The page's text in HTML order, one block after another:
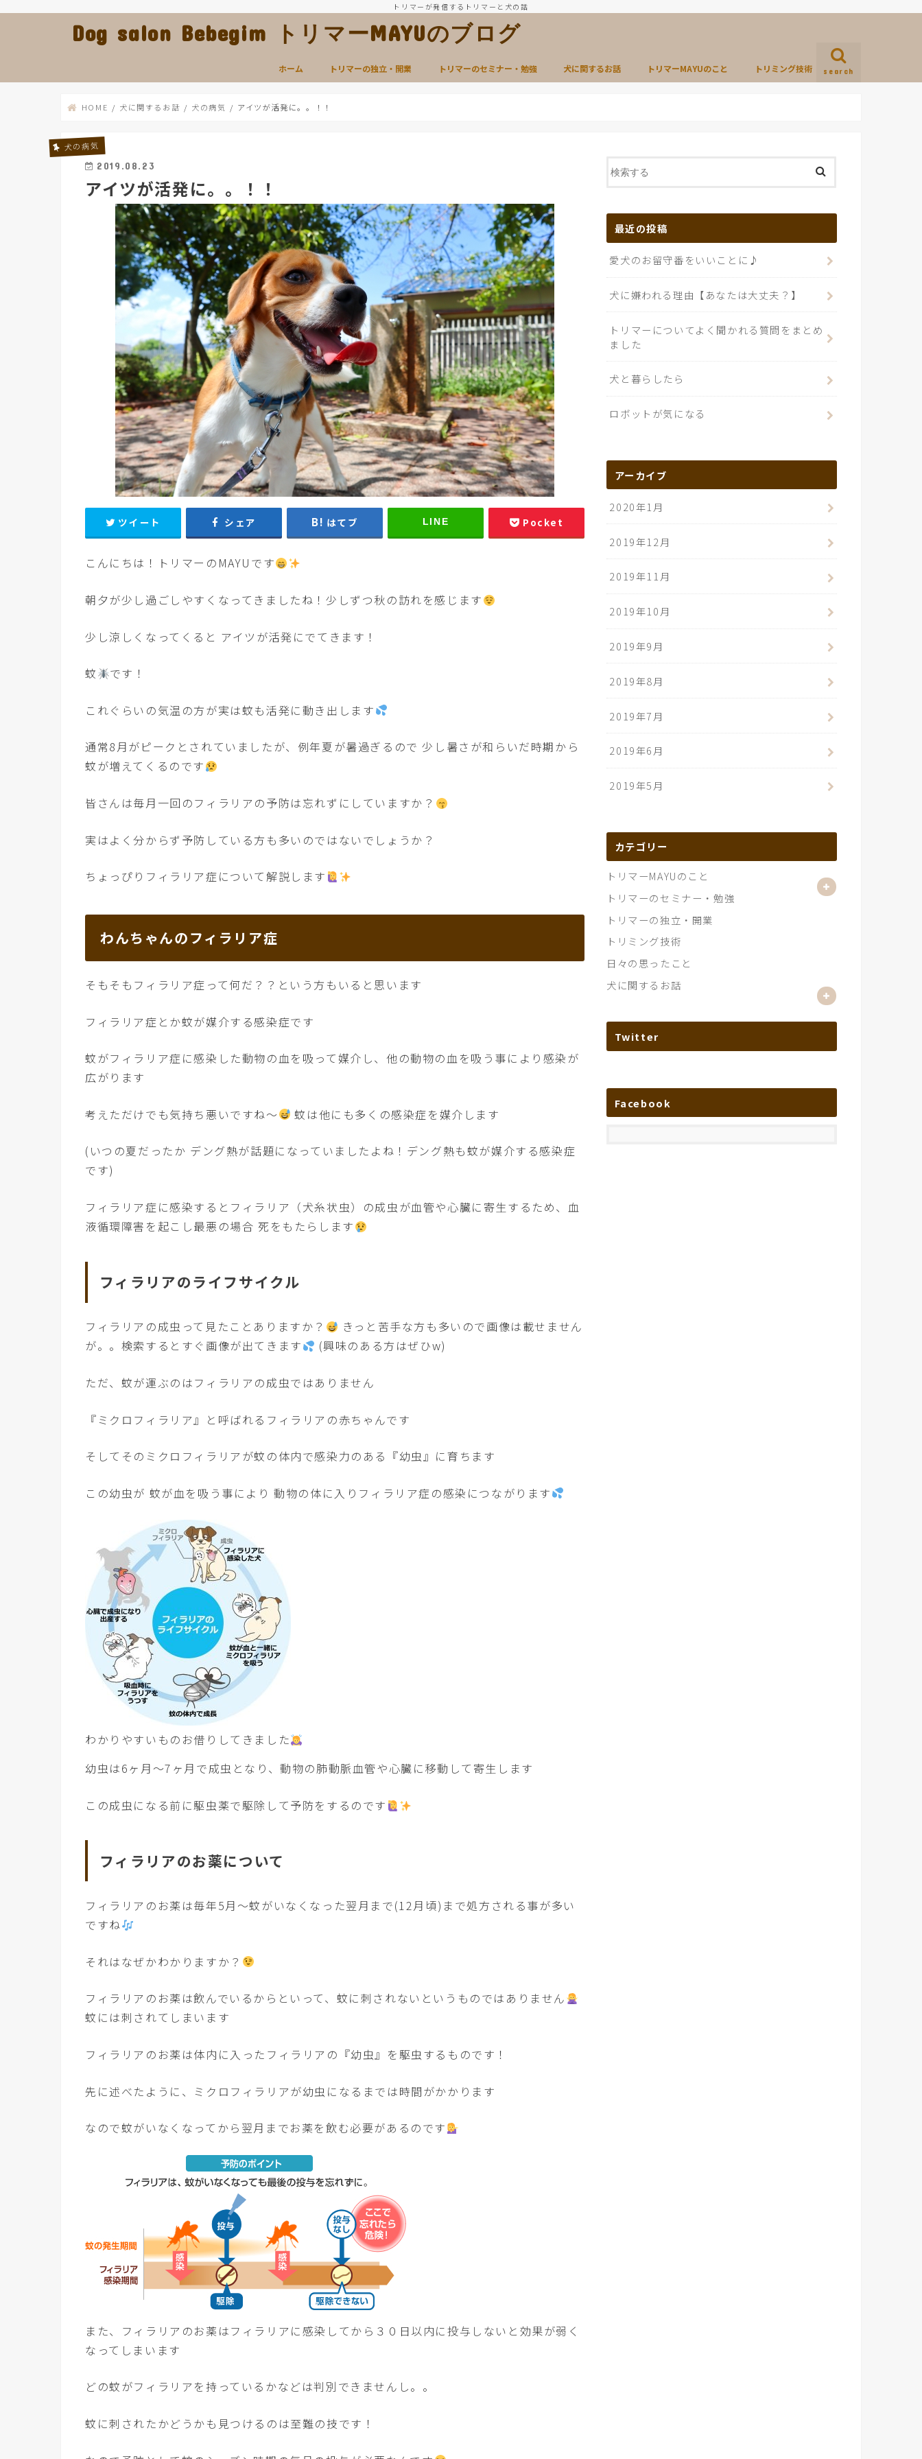
トリマーが発信するトリマーと犬の話
Dog salon Bebegim トリマーMAYUのブログ
search
ホーム トリマーの独立・開業 トリマーのセミナー・勉強 犬に関するお話 トリマーMAYUのこと トリミング技術
HOME 犬に関するお話 犬の病気 アイツが活発に。。！！
犬の病気
2019.08.23
アイツが活発に。。！！
ツイート シェア はてブ LINE Pocket
こんにちは！トリマーのMAYUです
朝夕が少し過ごしやすくなってきましたね！少しずつ秋の訪れを感じます
少し涼しくなってくると アイツが活発にでてきます！
蚊 です！
これぐらいの気温の方が実は蚊も活発に動き出します
通常8月がピークとされていましたが、例年夏が暑過ぎるので 少し暑さが和らいだ時期から
蚊が増えてくるのです
皆さんは毎月一回のフィラリアの予防は忘れずにしていますか？
実はよく分からず予防している方も多いのではないでしょうか？
ちょっぴりフィラリア症について解説します
わんちゃんのフィラリア症
そもそもフィラリア症って何だ？？という方もいると思います
フィラリア症とか蚊が媒介する感染症です
蚊がフィラリア症に感染した動物の血を吸って媒介し、他の動物の血を吸う事により感染が
広がります
考えただけでも気持ち悪いですね〜 蚊は他にも多くの感染症を媒介します
(いつの夏だったか デング熱が話題になっていましたよね！デング熱も蚊が媒介する感染症
です)
フィラリア症に感染するとフィラリア（犬糸状虫）の成虫が血管や心臓に寄生するため、血
液循環障害を起こし最悪の場合 死をもたらします
フィラリアのライフサイクル
フィラリアの成虫って見たことありますか？
きっと苦手な方も多いので画像は載せません
が。。検索するとすぐ画像が出てきます
(興味のある方はぜひw)
ただ、蚊が運ぶのはフィラリアの成虫ではありません
『ミクロフィラリア』と呼ばれるフィラリアの赤ちゃんです
そしてそのミクロフィラリアが蚊の体内で感染力のある『幼虫』に育ちます
この幼虫が 蚊が血を吸う事により 動物の体に入りフィラリア症の感染につながります
わかりやすいものお借りしてきました
幼虫は6ヶ月〜7ヶ月で成虫となり、動物の肺動脈血管や心臓に移動して寄生します
この成虫になる前に駆虫薬で駆除して予防をするのです
フィラリアのお薬について
フィラリアのお薬は毎年5月〜蚊がいなくなった翌月まで(12月頃)まで処方される事が多い
ですね
それはなぜかわかりますか？
フィラリアのお薬は飲んでいるからといって、蚊に刺されないというものではありません
蚊には刺されてしまいます
フィラリアのお薬 は体内に入ったフィラリアの『幼虫』を駆虫するものです！
先に述べたように、ミクロフィラリアが幼虫になるまでは時間がかかります
なので蚊がいなくなってから翌月までお薬を飲む必要があるのです
また、フィラリアのお薬はフィラリアに感染してから３０日以内に投与しないと効果が弱く
なってしまいます
どの蚊がフィラリアを持っているかなどは判別できませんし。。
蚊に刺されたかどうかも見つけるのは至難の技です！
最近の投稿
愛犬のお留守番をいいことに♪
犬に嫌われる理由【あなたは大丈夫？】
トリマーについてよく聞かれる質問をまとめ
ました
犬と暮らしたら
ロボットが気になる
アーカイブ
2020年1月
2019年12月
2019年11月
2019年10月
2019年9月
2019年8月
2019年7月
2019年6月
2019年5月
カテゴリー
トリマーMAYUのこと
トリマーのセミナー・勉強
トリマーの独立・開業
トリミング技術
日々の思ったこと
犬に関するお話
Twitter
Facebook